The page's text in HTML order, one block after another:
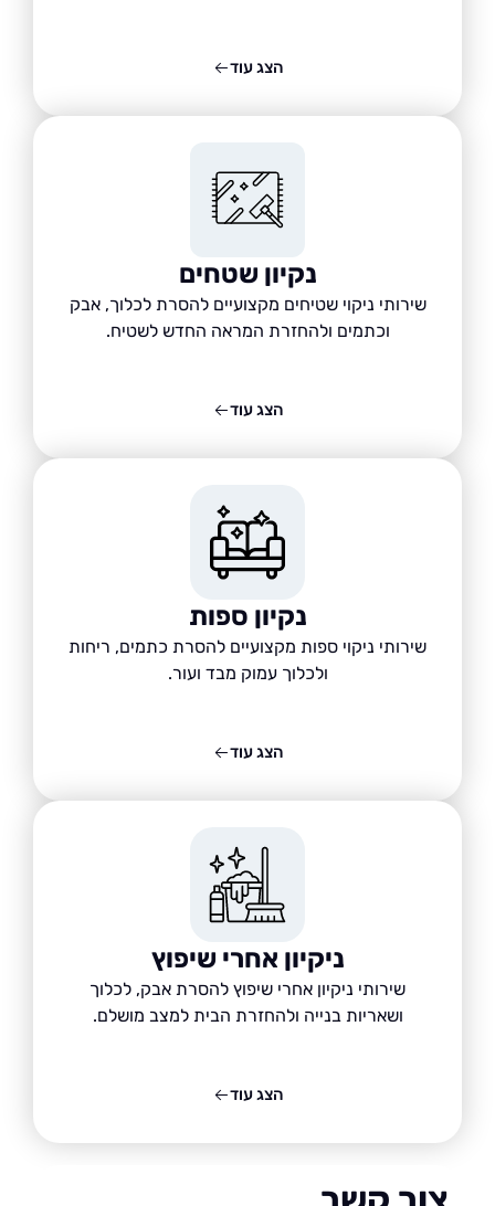
נקיון שטחים
שירותי ניקוי שטיחים מקצועיים להסרת לכלוך, אבק
וכתמים ולהחזרת המראה החדש לשטיח.
נקיון ספות
שירותי ניקוי ספות מקצועיים להסרת כתמים, ריחות
ולכלוך עמוק מבד ועור.
ניקיון אחרי שיפוץ
שירותי ניקיון אחרי שיפוץ להסרת אבק, לכלוך
ושאריות בנייה ולהחזרת הבית למצב מושלם.